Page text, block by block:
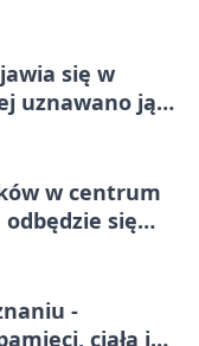
się w
uznawano ją
w centrum
się
-
ciała i